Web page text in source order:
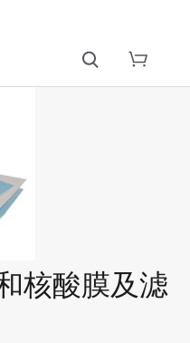
核酸膜及滤